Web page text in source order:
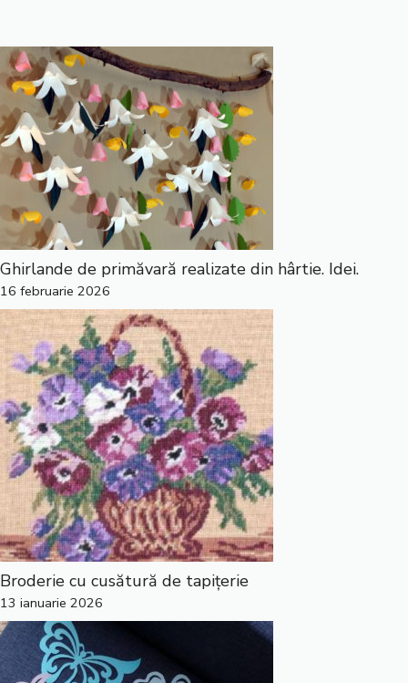
Ghirlande de primăvară realizate din hârtie. Idei.
16 februarie 2026
Broderie cu cusătură de tapițerie
13 ianuarie 2026